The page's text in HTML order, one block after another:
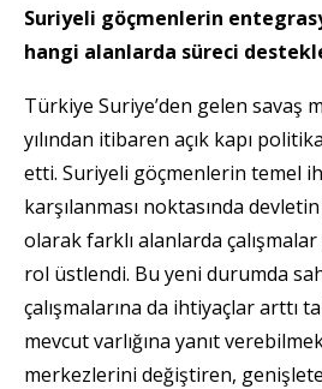
Suriyeli göçmenlerin
hangi alanlarda süreci
Türkiye Suriye’den gelen savaş
yılından itibaren açık kapı
etti. Suriyeli göçmenlerin temel
karşılanması noktasında
olarak farklı alanlarda
rol üstlendi. Bu yeni durumda
çalışmalarına da ihtiyaçlar arttı
mevcut varlığına yanıt
merkezlerini değiştiren,